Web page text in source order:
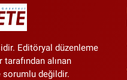
Editöryal düzenleme
alınan
sorumlu değildir.